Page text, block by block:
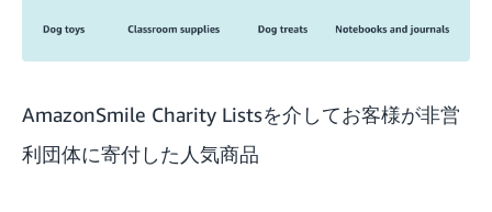
AmazonSmile Charity Listsを介してお客様が非営
利団体に寄付した人気商品